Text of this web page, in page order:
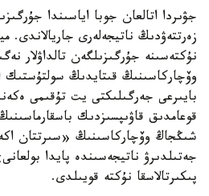
جۋىردا اتالعان جوبا اياسىندا
زەرتتەۋدىڭ ناتيجەلەرى جاريالاندى.
نۇكتەسىنە جۇرگىزىلگەن تالداۋلار
وۆچاركاسىنىڭ قىتايدىڭ سولتۇستىك
بايىرعى جەرگىلىكتى يت تۇقىمى
قوعامدىق قاۋىپسىزدىك
شىڭجاڭ وۆچاركاسىنىڭ «سىرتتان
جەتىلدىرۋ ناتيجەسىندە پايدا
پىكىرتالاسقا نۇكتە قويىلدى.